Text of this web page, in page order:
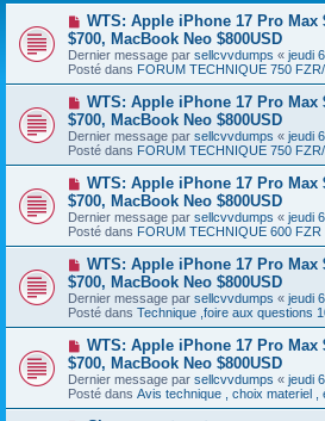
N
o
u
v
e
a
u
m
e
s
a
g
e
WTS: Apple iPhone 17 Pro Max
$700, MacBook Neo $800USD
Dernier message par sellcvvdumps « jeudi
Posté dans FORUM TECHNIQUE 750
N
o
u
v
e
a
u
m
e
s
a
g
e
WTS: Apple iPhone 17 Pro Max
$700, MacBook Neo $800USD
Dernier message par sellcvvdumps « jeudi
Posté dans FORUM TECHNIQUE 750
N
o
u
v
e
a
u
m
e
s
a
g
e
WTS: Apple iPhone 17 Pro Max
$700, MacBook Neo $800USD
Dernier message par sellcvvdumps « jeudi
Posté dans FORUM TECHNIQUE 600 FZR
N
o
u
v
e
a
u
m
e
s
a
WTS: Apple iPhone 17 Pro Max
$700, MacBook Neo $800USD
Dernier message par sellcvvdumps « jeudi
Posté dans Technique ,foire aux questions
N
o
u
v
e
a
WTS: Apple iPhone 17 Pro Max
$700, MacBook Neo $800USD
Dernier message par sellcvvdumps « jeudi
Posté dans Avis technique , choix materiel ,